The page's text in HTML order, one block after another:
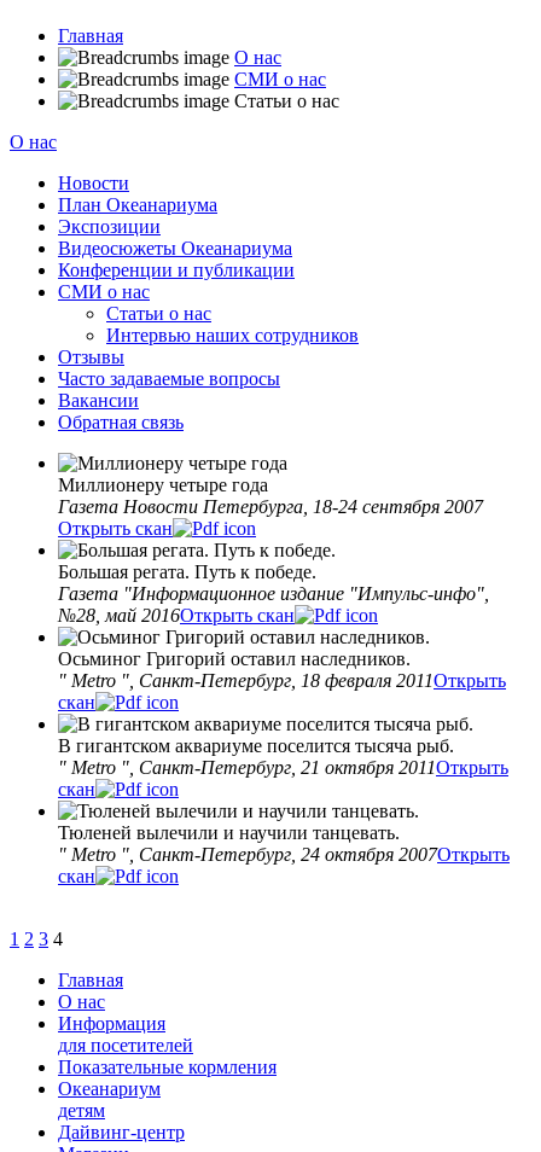
Главная
О нас
СМИ о нас
Статьи о нас
О нас
Новости
План Океанариума
Экспозиции
Видеосюжеты Океанариума
Конференции и публикации
СМИ о нас
Статьи о нас
Интервью наших сотрудников
Отзывы
Часто задаваемые вопросы
Вакансии
Обратная связь
Миллионеру четыре года
Газета Новости Петербурга, 18-24 сентября 2007
Открыть скан
Большая регата. Путь к победе.
Газета "Информационное издание "Импульс-инфо",
№28, май 2016Открыть скан
Осьминог Григорий оставил наследников.
" Metro ", Санкт-Петербург, 18 февраля 2011Открыть
скан
В гигантском аквариуме поселится тысяча рыб.
" Metro ", Санкт-Петербург, 21 октября 2011Открыть
скан
Тюленей вылечили и научили танцевать.
" Metro ", Санкт-Петербург, 24 октября 2007Открыть
скан
1 2 3 4
Главная
О нас
Информация
для посетителей
Показательные кормления
Океанариум
детям
Дайвинг-центр